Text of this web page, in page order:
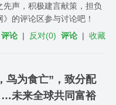
声，积极建言献策，担负
的评论区参与讨论吧！
评论 | 反对(0) 评论 |收藏
鸟为食亡”，致分配
未来全球共同富裕